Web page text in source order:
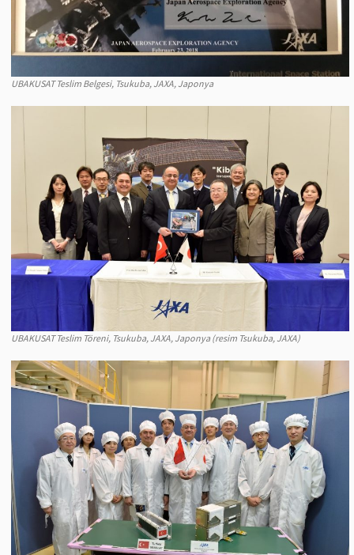
UBAKUSAT Teslim Belgesi, Tsukuba, JAXA, Japonya
UBAKUSAT Teslim Töreni, Tsukuba, JAXA, Japonya (resim Tsukuba, JAXA)